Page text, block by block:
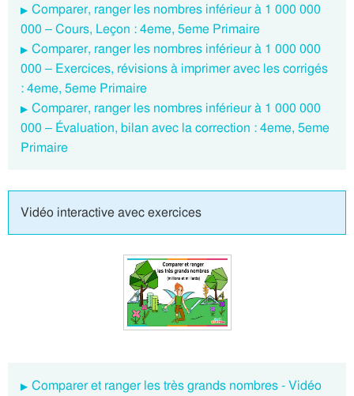
Comparer, ranger les nombres inférieur à 1 000 000
000 – Cours, Leçon : 4eme, 5eme Primaire
Comparer, ranger les nombres inférieur à 1 000 000
000 – Exercices, révisions à imprimer avec les corrigés
: 4eme, 5eme Primaire
Comparer, ranger les nombres inférieur à 1 000 000
000 – Évaluation, bilan avec la correction : 4eme, 5eme
Primaire
Vidéo interactive avec exercices
Comparer et ranger les très grands nombres - Vidéo